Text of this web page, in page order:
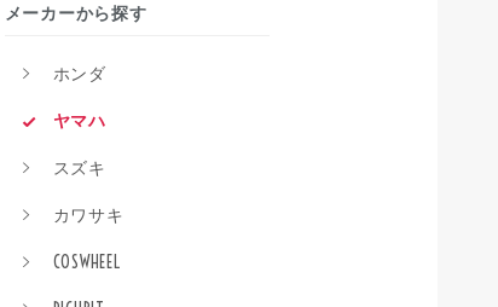
メーカーから探す
ホンダ
ヤマハ
スズキ
カワサキ
COSWHEEL